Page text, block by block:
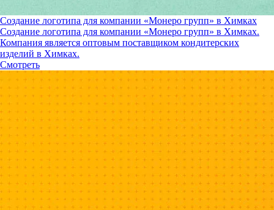
Создание логотипа для компании «Монеро групп» в Химках
Создание логотипа для компании «Монеро групп» в Химках.
Компания является оптовым поставщиком кондитерских
изделий в Химках.
Смотреть